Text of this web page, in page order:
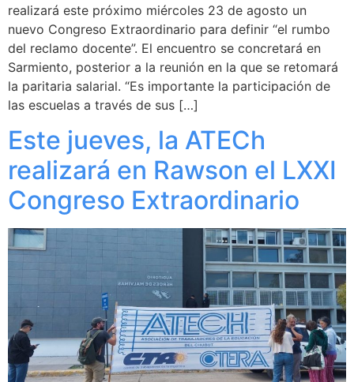
realizará este próximo miércoles 23 de agosto un
nuevo Congreso Extraordinario para definir “el rumbo
del reclamo docente”. El encuentro se concretará en
Sarmiento, posterior a la reunión en la que se retomará
la paritaria salarial. “Es importante la participación de
las escuelas a través de sus […]
Este jueves, la ATECh
realizará en Rawson el LXXI
Congreso Extraordinario